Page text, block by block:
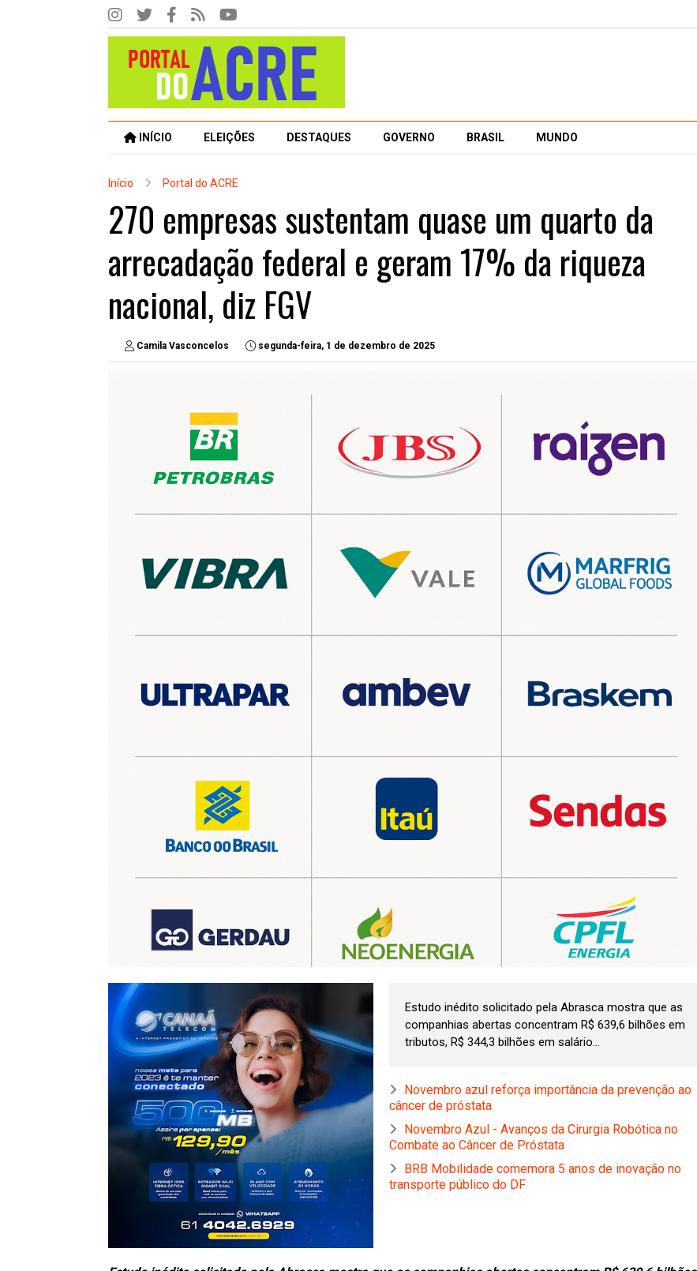
INÍCIO ELEIÇÕES DESTAQUES GOVERNO BRASIL MUNDO
Início Portal do ACRE
270 empresas sustentam quase um quarto da
arrecadação federal e geram 17% da riqueza
nacional, diz FGV
Camila Vasconcelos segunda-feira, 1 de dezembro de 2025
Estudo inédito solicitado pela Abrasca mostra que as
companhias abertas concentram R$ 639,6 bilhões em
tributos, R$ 344,3 bilhões em salário...
Novembro azul reforça importância da prevenção ao
câncer de próstata
Novembro Azul - Avanços da Cirurgia Robótica no
Combate ao Câncer de Próstata
BRB Mobilidade comemora 5 anos de inovação no
transporte público do DF